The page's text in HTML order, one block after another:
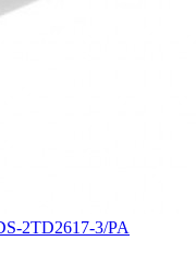
2TD2617-3/PA